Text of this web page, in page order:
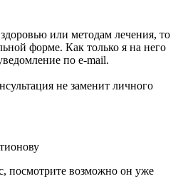
или методам лечения, то
форме. Как только я на него
по e-mail.
не заменит личного
посмотрите возможно он уже